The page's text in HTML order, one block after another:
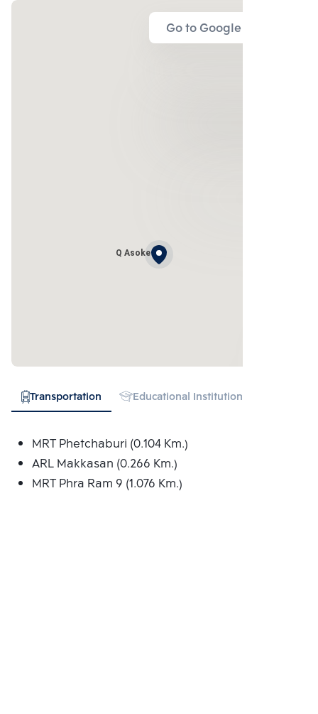
Go to Google Map
Q Asoke
Transportation Educational Institution
MRT Phetchaburi (0.104 Km.)
ARL Makkasan (0.266 Km.)
MRT Phra Ram 9 (1.076 Km.)